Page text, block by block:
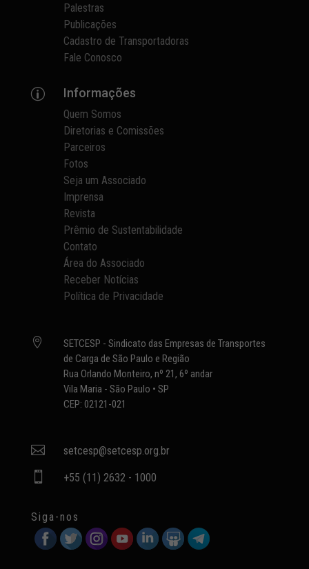
Palestras
Publicações
Cadastro de Transportadoras
Fale Conosco
p Informações
Quem Somos
Diretorias e Comissões
Parceiros
Fotos
Seja um Associado
Imprensa
Revista
Prêmio de Sustentabilidade
Contato
Área do Associado
Receber Notícias
Política de Privacidade

SETCESP - Sindicato das Empresas de Transportes
de Carga de São Paulo e Região
Rua Orlando Monteiro, nº 21, 6º andar
Vila Maria - São Paulo • SP
CEP: 02121-021
 setcesp@setcesp.org.br
 +55 (11) 2632 - 1000
Siga-nos